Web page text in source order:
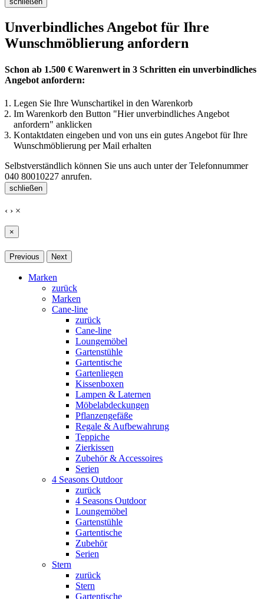
Unverbindliches Angebot für Ihre
Wunschmöblierung anfordern
Schon ab 1.500 € Warenwert in 3 Schritten ein unverbindliches
Angebot anfordern:
Legen Sie Ihre Wunschartikel in den Warenkorb
Im Warenkorb den Button "Hier unverbindliches Angebot
anfordern" anklicken
Kontaktdaten eingeben und von uns ein gutes Angebot für Ihre
Wunschmöblierung per Mail erhalten
Selbstverständlich können Sie uns auch unter der Telefonnummer
040 80010227 anrufen.
schließen
‹ › ×
×
Previous Next
Marken
zurück
Marken
Cane-line
zurück
Cane-line
Loungemöbel
Gartenstühle
Gartentische
Gartenliegen
Kissenboxen
Lampen & Laternen
Möbelabdeckungen
Pflanzengefäße
Regale & Aufbewahrung
Teppiche
Zierkissen
Zubehör & Accessoires
Serien
4 Seasons Outdoor
zurück
4 Seasons Outdoor
Loungemöbel
Gartenstühle
Gartentische
Zubehör
Serien
Stern
zurück
Stern
Gartentische